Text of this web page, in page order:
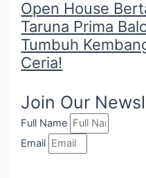
Open House
Taruna Prima
Tumbuh
Ceria!
Join Our
Full Name
Email